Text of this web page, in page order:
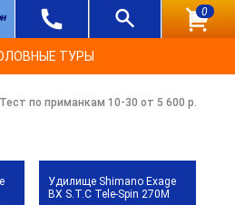
0
ТУРЫ
Тест по приманкам 10-30 от 5 600 р.
Удилище Shimano Exage
BX S.T.C Tele-Spin 270M